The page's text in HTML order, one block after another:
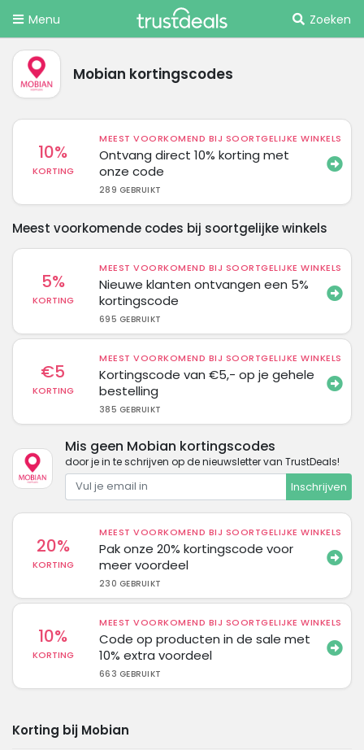
Menu Zoeken
Mobian kortingscodes
10%
KORTING
MEEST VOORKOMEND BIJ SOORTGELIJKE WINKELS
Ontvang direct 10% korting met
onze code
289 GEBRUIKT
Meest voorkomende codes bij soortgelijke winkels
5%
KORTING
MEEST VOORKOMEND BIJ SOORTGELIJKE WINKELS
Nieuwe klanten ontvangen een 5%
kortingscode
695 GEBRUIKT
€5
KORTING
MEEST VOORKOMEND BIJ SOORTGELIJKE WINKELS
Kortingscode van €5,- op je gehele
bestelling
385 GEBRUIKT
Mis geen Mobian kortingscodes
door je in te schrijven op de nieuwsletter van TrustDeals!
Inschrijven
20%
KORTING
MEEST VOORKOMEND BIJ SOORTGELIJKE WINKELS
Pak onze 20% kortingscode voor
meer voordeel
230 GEBRUIKT
10%
KORTING
MEEST VOORKOMEND BIJ SOORTGELIJKE WINKELS
Code op producten in de sale met
10% extra voordeel
663 GEBRUIKT
Korting bij Mobian